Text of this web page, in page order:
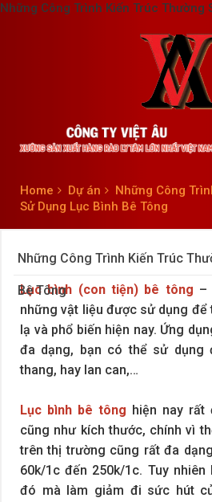
Những Công Trình Kiến Trúc Thường
Home Dự án
Những Công
Sử Dụng Lục Bình Bê Tông
Những Công Trình Kiến Trúc
Bê Tông
Lục bình (con tiện) bê tông –
những vật liệu được sử dụng
lạ và phổ biến hiện nay. Ứng
đa dạng, bạn có thể sử dụng
thang, hay lan can,…
Lục bình bê tông hiện nay rất
cũng như kích thước, chính vì
trên thị trường cũng rất đa
60k/1c đến 250k/1c. Tuy
đó mà làm giảm đi sức hút